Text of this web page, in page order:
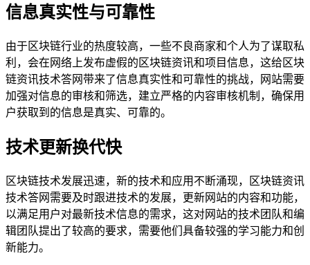
信息真实性与可靠性
由于区块链行业的热度较高，一些不良商家和个人为了谋取私
利，会在网络上发布虚假的区块链资讯和项目信息，这给区块
链资讯技术答网带来了信息真实性和可靠性的挑战，网站需要
加强对信息的审核和筛选，建立严格的内容审核机制，确保用
户获取到的信息是真实、可靠的。
技术更新换代快
区块链技术发展迅速，新的技术和应用不断涌现，区块链资讯
技术答网需要及时跟进技术的发展，更新网站的内容和功能，
以满足用户对最新技术信息的需求，这对网站的技术团队和编
辑团队提出了较高的要求，需要他们具备较强的学习能力和创
新能力。